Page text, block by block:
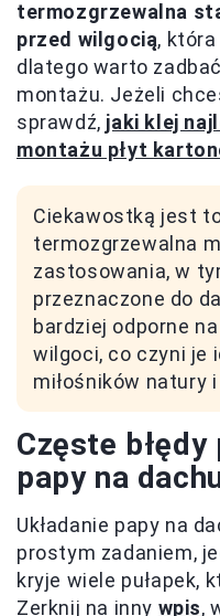
termozgrzewalna
przed wilgocią,
dlatego warto
montażu. Jeżeli
sprawdź, jaki klej
montażu płyt
Ciekawostką jest
termozgrzewalna
zastosowania, w
przeznaczone do
bardziej odporne
wilgoci, co czyni je
miłośników natury
Częste błędy
papy na
Układanie papy na
prostym zadaniem,
kryje wiele pułapek,
Zerknij na inny wpis,